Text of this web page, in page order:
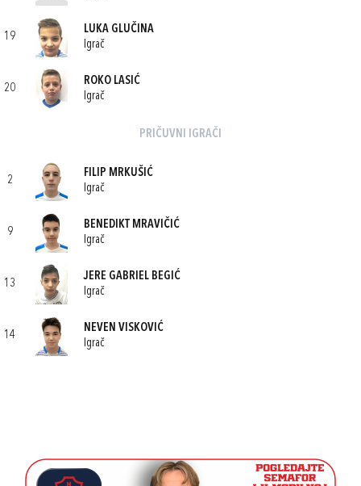
19
LUKA GLUČINA
Igrač
20
ROKO LASIĆ
Igrač
PRIČUVNI IGRAČI
2
FILIP MRKUŠIĆ
Igrač
9
BENEDIKT MRAVIČIĆ
Igrač
13
JERE GABRIEL BEGIĆ
Igrač
14
NEVEN VISKOVIĆ
Igrač